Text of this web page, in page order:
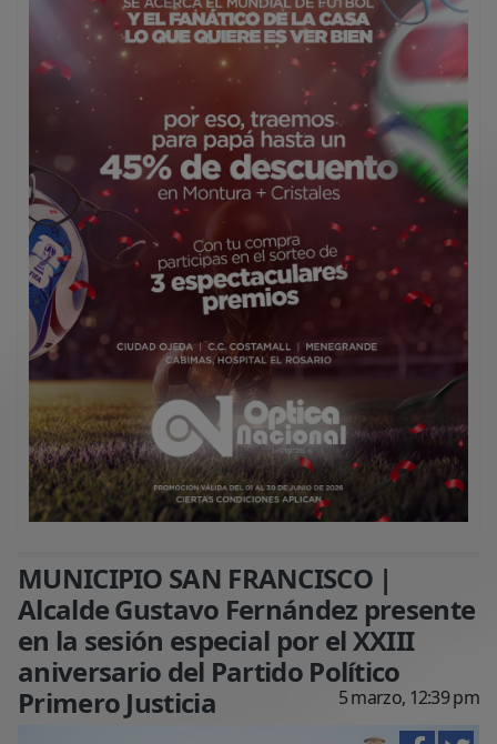
MUNICIPIO SAN FRANCISCO |
Alcalde Gustavo Fernández presente
en la sesión especial por el XXIII
aniversario del Partido Político
Primero Justicia
5 marzo, 12:39 pm